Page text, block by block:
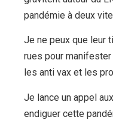
pandémie à deux
Je ne peux que leur
rues pour
les anti vax et les
Je lance un appel
endiguer cette